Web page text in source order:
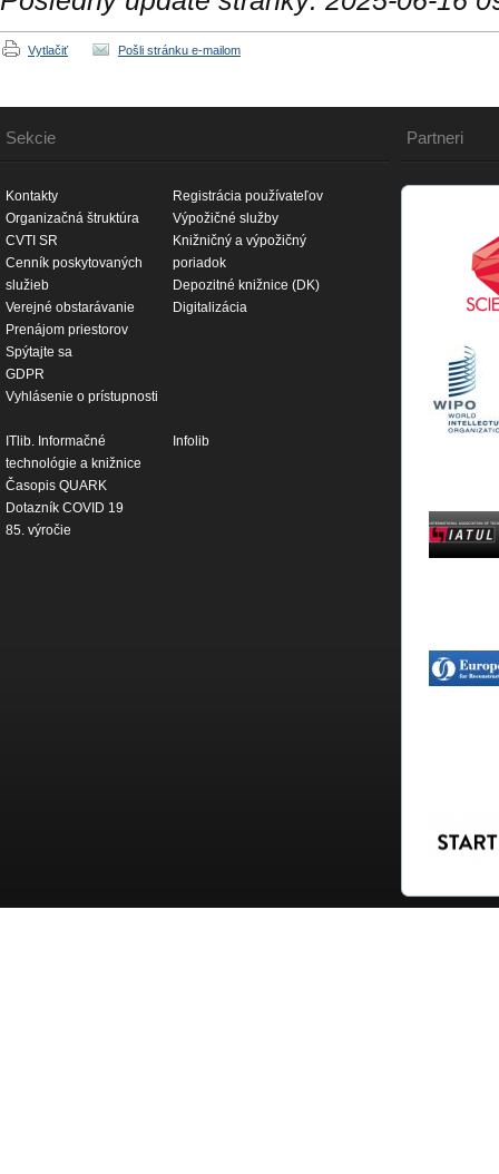
Vytlačiť Pošli stránku e-mailom
Sekcie
Kontakty
Organizačná štruktúra
CVTI SR
Cenník poskytovaných
služieb
Verejné obstarávanie
Prenájom priestorov
Spýtajte sa
GDPR
Vyhlásenie o prístupnosti
Registrácia používateľov
Výpožičné služby
Knižničný a výpožičný
poriadok
Depozitné knižnice (DK)
Digitalizácia
ITlib. Informačné
technológie a knižnice
Časopis QUARK
Dotazník COVID 19
85. výročie
Infolib
Partneri